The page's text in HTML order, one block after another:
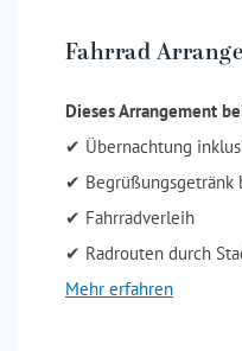
Fahrrad
Dieses Arrangement
✔ Übernachtung
✔ Begrüßungsgetränk
✔ Fahrradverleih
✔ Radrouten durch
Mehr erfahren